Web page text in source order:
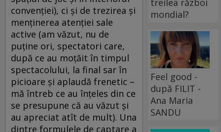
convenţiei), ci şi de trezirea şi
menţinerea atenţiei sale
active (am văzut, nu de
puţine ori, spectatori care,
după ce au moţăit în timpul
spectacolului, la final sar în
picioare şi aplaudă frenetic –
mă întreb ce au înţeles din ce
se presupune că au văzut şi
au apreciat atît de mult). Una
dintre formulele de captare a
treilea război
mondial?
Feel good -
după FILIT -
Ana Maria
SANDU